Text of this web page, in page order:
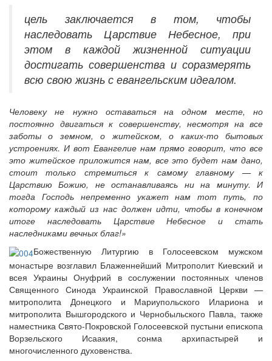
цель заключается в том, чтобы
наследовать Царствие Небесное, при
этом в каждой жизненной ситуации
достигать совершенства и соразмерять
всю свою жизнь с евангельским идеалом.
Человеку не нужно оставаться на одном месте, но
постоянно двигаться к совершенству, несмотря на все
заботы о земном, о житейском, о каких-то бытовых
устроениях. И вот Евангелие нам прямо говорит, что все
это житейское приложится нам, все это будет нам дано,
стоит только стремиться к самому главному — к
Царствию Божию, не останавливаясь ни на минуту. И
тогда Господь непременно укажет нам тот путь, по
которому каждый из нас должен идти, чтобы в конечном
итоге наследовать Царствие Небесное и стать
наследниками вечных благ!»
Божественную Литургию в Голосеевском мужском
монастыре возглавил Блаженнейший Митрополит Киевский и
всея Украины Онуфрий в сослужении постоянных членов
Священного Синода Украинской Православной Церкви —
митрополита Донецкого и Мариупольского Илариона и
митрополита Вышгородского и Чернобыльского Павла, также
наместника Свято-Покровской Голосеевской пустыни епископа
Ворзельского Исаакия, сонма архипастырей и
многочисленного духовенства.